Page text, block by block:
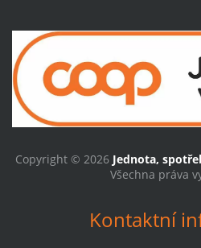
Copyright © 2026 Jednota,
Všechna práva
Kontaktní